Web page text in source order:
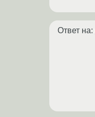
Ответ на: